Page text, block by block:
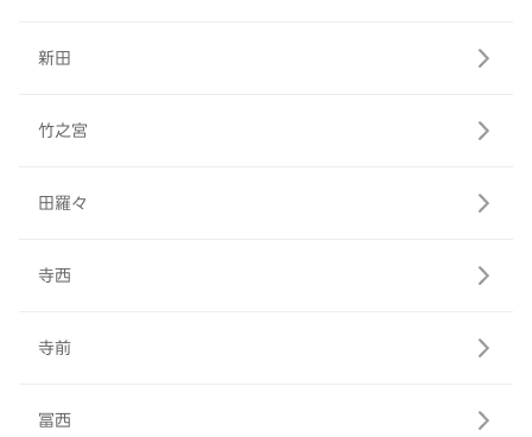
新田
竹之宮
田羅々
寺西
寺前
冨西